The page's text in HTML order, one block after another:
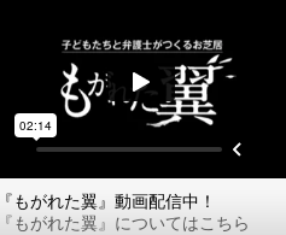
『もがれた翼』動画配信中！
『もがれた翼』についてはこちら